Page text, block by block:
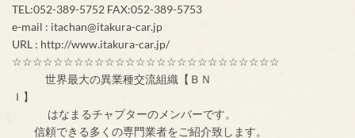
TEL:052-389-5752 FAX:052-389-5753
e-mail : itachan@itakura-car.jp
URL : http://www.itakura-car.jp/
☆☆☆☆☆☆☆☆☆☆☆☆☆☆☆☆☆☆☆☆☆☆☆☆☆☆
世界最大の異業種交流組織【ＢＮ
Ｉ】
はなまるチャプターのメンバーです。
信頼できる多くの専門業者をご紹介致します。